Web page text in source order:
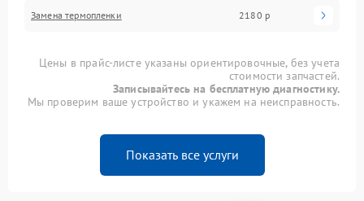
Замена термопленки 2180 р
Цены в прайс-листе указаны ориентировочные, без учета
стоимости запчастей.
Записывайтесь на бесплатную диагностику.
Мы проверим ваше устройство и укажем на неисправность.
Показать все услуги